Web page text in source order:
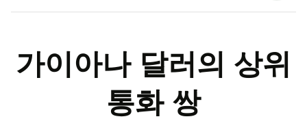
가이아나 달러의 상위
통화 쌍